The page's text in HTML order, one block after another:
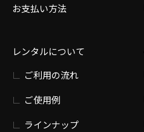
お支払い方法
レンタルについて
ご利用の流れ
ご使用例
ラインナップ